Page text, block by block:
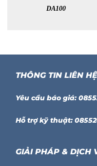
DA100
THÔNG TIN LIÊN HỆ
Yêu cầu báo giá:
Hỗ trợ kỹ thuật:
GIẢI PHÁP & DỊCH